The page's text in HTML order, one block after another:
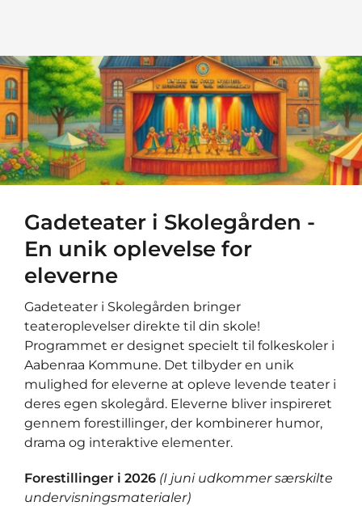
Gadeteater i Skolegården -
En unik oplevelse for
eleverne
Gadeteater i Skolegården bringer
teateroplevelser direkte til din skole!
Programmet er designet specielt til folkeskoler i
Aabenraa Kommune. Det tilbyder en unik
mulighed for eleverne at opleve levende teater i
deres egen skolegård. Eleverne bliver inspireret
gennem forestillinger, der kombinerer humor,
drama og interaktive elementer.
Forestillinger i 2026 (I juni udkommer særskilte
undervisningsmaterialer)